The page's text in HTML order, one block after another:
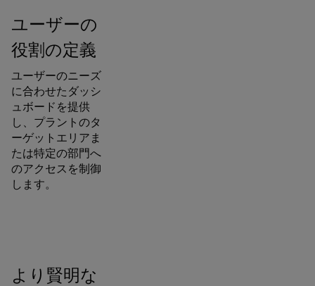
ユーザーの
役割の定義
ユーザーのニーズ
に合わせたダッシ
ュボードを提供
し、プラントのタ
ーゲットエリアま
たは特定の部門へ
のアクセスを制御
します。
より賢明な